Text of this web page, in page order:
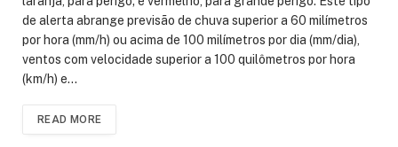
de alerta abrange previsão de chuva superior a 60 milímetros
por hora (mm/h) ou acima de 100 milímetros por dia (mm/dia),
ventos com velocidade superior a 100 quilômetros por hora
(km/h) e…
READ MORE